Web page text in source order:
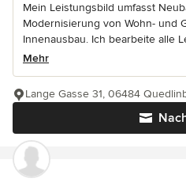
Mein Leistungsbild umfasst
Modernisierung von Wohn- und
Innenausbau. Ich bearbeite alle
Mehr
Lange Gasse 31, 06484